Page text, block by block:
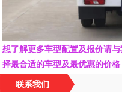
想了解更多车型配置及报价请
择最合适的车型及最优惠的价格
联系我们